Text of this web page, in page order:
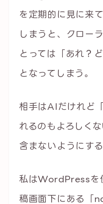
を定期的に見に来
しまうと、クロー
とっては「あれ？
となってしまう。
相手はAIだけれど
れるのもよろしく
含まないようにする
私はWordPressを
稿画面下にある「